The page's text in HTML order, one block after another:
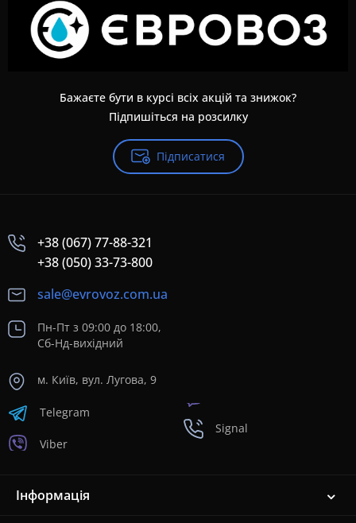
Бажаєте бути в курсі всіх акцій та знижок?
Підпишіться на розсилку
Підписатися
+38 (067) 77-88-321
+38 (050) 33-73-800
sale@evrovoz.com.ua
Пн-Пт з 09:00 до 18:00,
Сб-Нд-вихідний
м. Київ, вул. Лугова, 9
Telegram
Viber
Signal
Інформація